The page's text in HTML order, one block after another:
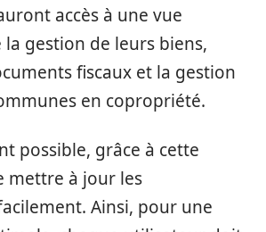
accès à une vue
la gestion de leurs biens,
fiscaux et la gestion
en copropriété.
possible, grâce à cette
mettre à jour les
Ainsi, pour une